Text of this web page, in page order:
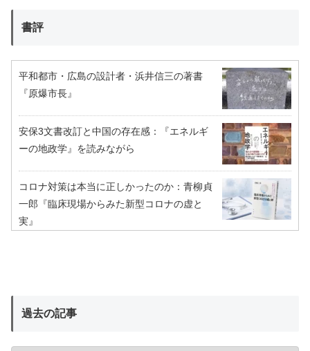
書評
平和都市・広島の設計者・浜井信三の著書
『原爆市長』
安保3文書改訂と中国の存在感：『エネルギ
ーの地政学』を読みながら
コロナ対策は本当に正しかったのか：青柳貞
一郎『臨床現場からみた新型コロナの虚と
実』
過去の記事